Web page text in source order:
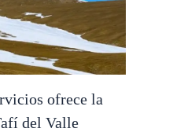
ofrece la
del Valle